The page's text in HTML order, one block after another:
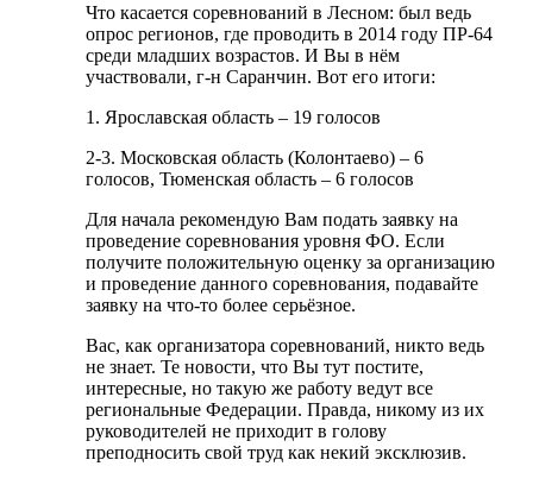
Что касается соревнований в Лесном: был ведь
опрос регионов, где проводить в 2014 году ПР-64
среди младших возрастов. И Вы в нём
участвовали, г-н Саранчин. Вот его итоги:
1. Ярославская область – 19 голосов
2-3. Московская область (Колонтаево) – 6
голосов, Тюменская область – 6 голосов
Для начала рекомендую Вам подать заявку на
проведение соревнования уровня ФО. Если
получите положительную оценку за организацию
и проведение данного соревнования, подавайте
заявку на что-то более серьёзное.
Вас, как организатора соревнований, никто ведь
не знает. Те новости, что Вы тут постите,
интересные, но такую же работу ведут все
региональные Федерации. Правда, никому из их
руководителей не приходит в голову
преподносить свой труд как некий эксклюзив.